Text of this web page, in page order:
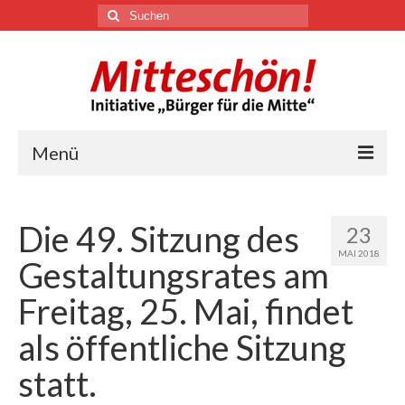
Suchen
nach:
Menü
Über uns
Themen
Youtube
Links
23
MAI 2018
Die 49. Sitzung des
Gestaltungsrates am
Freitag, 25. Mai, findet
als öffentliche Sitzung
statt.